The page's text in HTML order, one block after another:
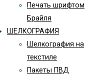
Печать шрифтом
Брайля
ШЕЛКОГРАФИЯ
Шелкография на
текстиле
Пакеты ПВД